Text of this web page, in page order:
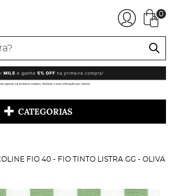
0
CATEGORIAS
FIO 40 - FIO TINTO LISTRA GG - OLIVA